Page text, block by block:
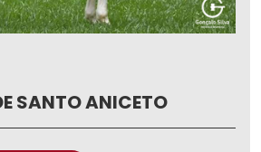
SANTO ANICETO